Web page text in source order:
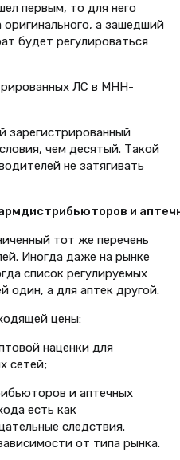
первым, то для него
а зашедший
будет регулироваться
ЛС в МНН-
зарегистрированный
чем десятый. Такой
не затягивать
и
тот же перечень
Иногда даже на рынке
список регулируемых
один, а для аптек другой.
цены:
наценки для
сетей;
и аптечных
есть как
следствия.
от типа рынка.